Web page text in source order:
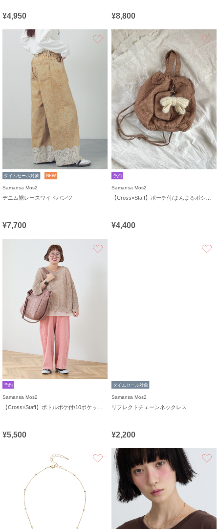
¥4,950 ¥8,800
お気に入り
タイムセール対象 NEW
Samansa Mos2
デニム裾レースワイドパンツ
¥7,700
予約
Samansa Mos2
¥4,400
予約
Samansa Mos2
¥5,500
タイムセール対象
Samansa Mos2
リフレクトチェーンネックレス
¥2,200
お気に入り